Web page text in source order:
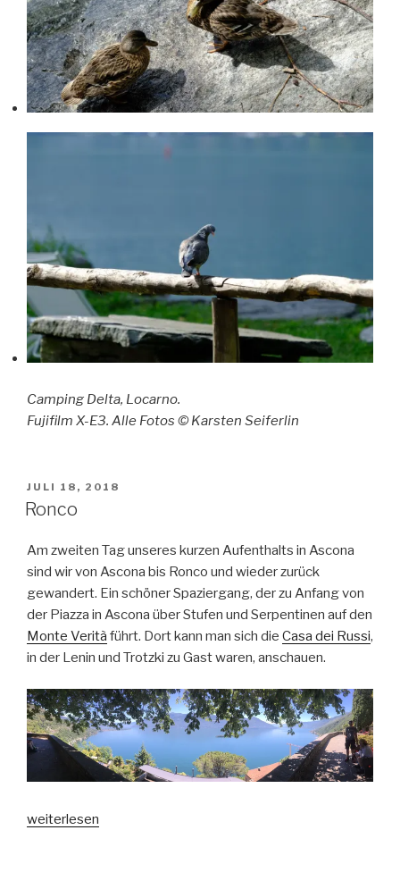
Camping Delta, Locarno.
Fujifilm X-E3. Alle Fotos © Karsten Seiferlin
VERÖFFENTLICHT
AM
JULI 18, 2018
Ronco
Am zweiten Tag unseres kurzen Aufenthalts in Ascona
sind wir von Ascona bis Ronco und wieder zurück
gewandert. Ein schöner Spaziergang, der zu Anfang von
der Piazza in Ascona über Stufen und Serpentinen auf den
Monte Verità führt. Dort kann man sich die Casa dei Russi,
in der Lenin und Trotzki zu Gast waren, anschauen.
„Ronco“
weiterlesen